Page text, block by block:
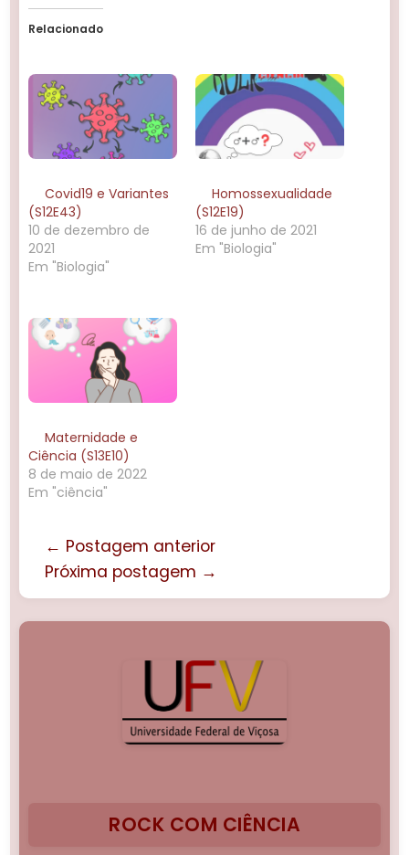
Relacionado
Covid19 e Variantes
(S12E43)
10 de dezembro de
2021
Em "Biologia"
Homossexualidade
(S12E19)
16 de junho de 2021
Em "Biologia"
Maternidade e
Ciência (S13E10)
8 de maio de 2022
Em "ciência"
← Postagem anterior
Próxima postagem →
ROCK COM CIÊNCIA